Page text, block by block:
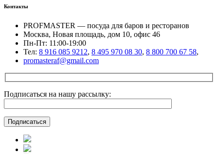
Контакты
PROFMASTER — посуда для баров и ресторанов
Москва, Новая площадь, дом 10, офис 46
Пн-Пт: 11:00-19:00
Тел: 8 916 085 9212, 8 495 970 08 30, 8 800 700 67 58,
promasteraf@gmail.com
Подписаться на нашу рассылку: